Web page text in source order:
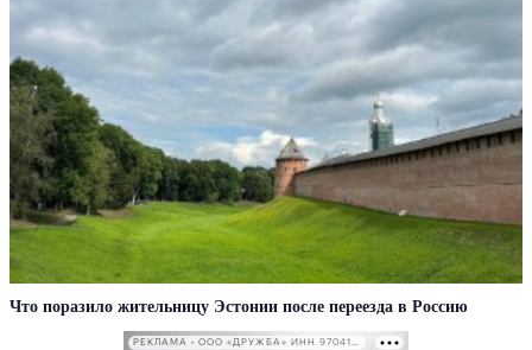
Что поразило жительницу Эстонии после переезда в Россию
РЕКЛАМА • ООО «ДРУЖБА» ИНН 9704146411